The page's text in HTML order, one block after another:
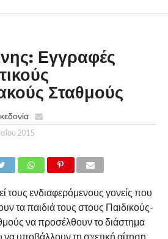
Εγγραφές
Σταθμούς
2015
τους ενδιαφερόμενους γονείς που
τα παιδιά τους στους Παιδικούς-
να προσέλθουν το διάστημα
υποβάλλουν τη σχετική αίτηση